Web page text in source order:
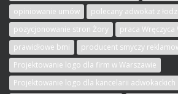
opiniowanie umów
polecany adwokat z łodzi
pozycjonowanie stron Żory
praca Wręczyca
prawidłowe bmi
producent smyczy
Projektowanie logo dla firm w Warszawie
Projektowanie logo dla kancelarii adwokackich